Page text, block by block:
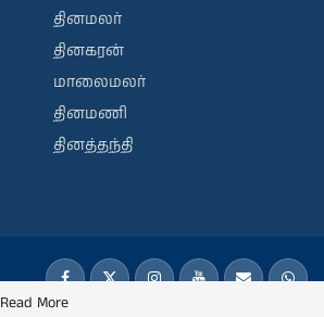
தினமலர்
தினகரன்
மாலைமலர்
தினமணி
தினத்தந்தி
Read More